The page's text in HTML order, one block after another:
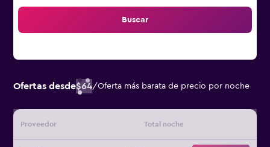
Buscar
Ofertas desde$64/Oferta más barata de precio por noche
Proveedor Total noche